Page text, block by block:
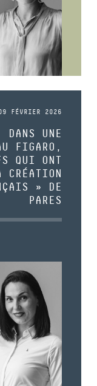
FÉVRIER 2026
DANS UNE
FIGARO,
QUI ONT
» DE
PARES